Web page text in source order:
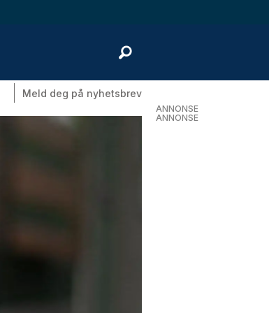
Meld deg på nyhetsbrev
ANNONSE
ANNONSE